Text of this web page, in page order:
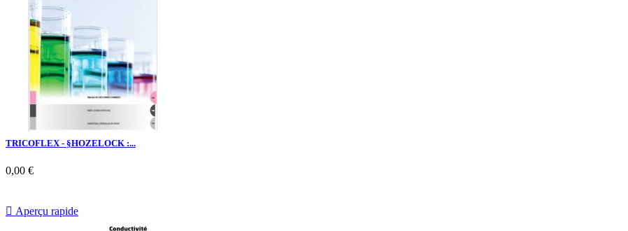
TRICOFLEX - §HOZELOCK :...
0,00 €
 Aperçu rapide